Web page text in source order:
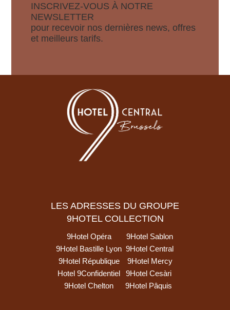
INSCRIVEZ-VOUS À NOTRE
NEWSLETTER
pour recevoir nos dernières news, offres
et meilleurs tarifs.
LES ADRESSES DU GROUPE
9HOTEL COLLECTION
9Hotel Opéra
9Hotel Sablon
9Hotel Bastille Lyon 9Hotel Central
9Hotel République
9Hotel Mercy
Hotel 9Confidentiel
9Hotel Cesàri
9Hotel Chelton
9Hotel Pâquis